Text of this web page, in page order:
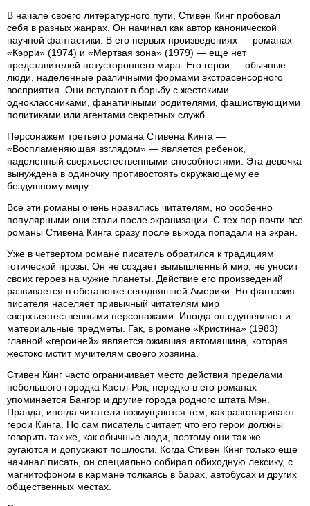
В начале своего литературного пути, Стивен Кинг пробовал
себя в разных жанрах. Он начинал как автор канонической
научной фантастики. В его первых произведениях — романах
«Кэрри» (1974) и «Мертвая зона» (1979) — еще нет
представителей потустороннего мира. Его герои — обычные
люди, наделенные различными формами экстрасенсорного
восприятия. Они вступают в борьбу с жестокими
одноклассниками, фанатичными родителями, фашиствующими
политиками или агентами секретных служб.
Персонажем третьего романа Стивена Кинга —
«Воспламеняющая взглядом» — является ребенок,
наделенный сверхъестественными способностями. Эта девочка
вынуждена в одиночку противостоять окружающему ее
бездушному миру.
Все эти романы очень нравились читателям, но особенно
популярными они стали после экранизации. С тех пор почти все
романы Стивена Кинга сразу после выхода попадали на экран.
Уже в четвертом романе писатель обратился к традициям
готической прозы. Он не создает вымышленный мир, не уносит
своих героев на чужие планеты. Действие его произведений
развивается в обстановке сегодняшней Америки. Но фантазия
писателя населяет привычный читателям мир
сверхъестественными персонажами. Иногда он одушевляет и
материальные предметы. Гак, в романе «Кристина» (1983)
главной «героиней» является ожившая автомашина, которая
жестоко мстит мучителям своего хозяина.
Стивен Кинг часто ограничивает место действия пределами
небольшого городка Кастл-Рок, нередко в его романах
упоминается Бангор и другие города родного штата Мэн.
Правда, иногда читатели возмущаются тем, как разговаривают
герои Кинга. Но сам писатель считает, что его герои должны
говорить так же, как обычные люди, поэтому они так же
ругаются и допускают пошлости. Когда Стивен Кинг только еще
начинал писать, он специально собирал обиходную лексику, с
магнитофоном в кармане толкаясь в барах, автобусах и других
общественных местах.